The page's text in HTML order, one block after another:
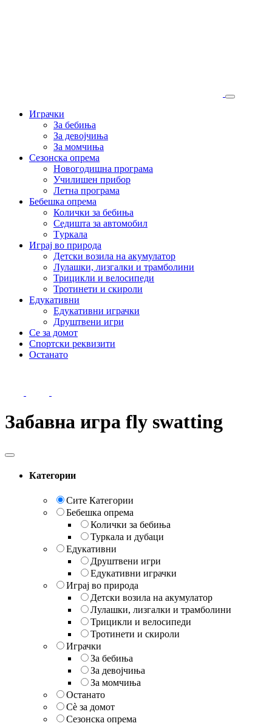
Играчки
За бебиња
За девојчиња
За момчиња
Сезонска опрема
Новогодишна програма
Училишен прибор
Летна програма
Бебешка опрема
Колички за бебиња
Седишта за автомобил
Tуркала
Играј во природа
Детски возила на акумулатор
Лулашки, лизгалки и трамболини
Трицикли и велосипеди
Тротинети и скироли
Едукативни
Едукативни играчки
Друштвени игри
Се за домот
Спортски реквизити
Останато
Забавна игра fly swatting
Категории
Сите Категории
Бебешка опрема
Колички за бебиња
Туркала и дубаци
Едукативни
Друштвени игри
Едукативни играчки
Играј во природа
Детски возила на акумулатор
Лулашки, лизгалки и трамболини
Трицикли и велосипеди
Тротинети и скироли
Играчки
За бебиња
За девојчиња
За момчиња
Останато
Сè за домот
Сезонска опрема